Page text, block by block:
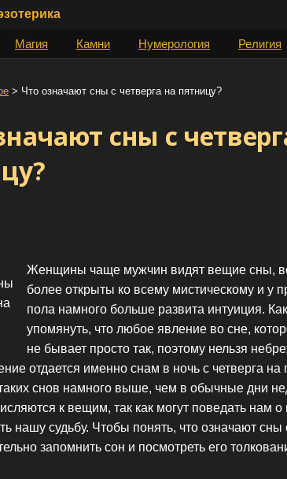
Магия Камни Нумерология Религия
> Что означают сны с четверга на пятницу?
сны с
Женщины чаще мужчин видят вещие сны,
более открыты ко всему мистическому и у
пола намного больше развита интуиция.
упомянуть, что любое явление во сне,
не бывает просто так, поэтому нельзя
отдается именно снам в ночь с четверга на
снов намного выше, чем в обычные дни
к вещим, так как могут поведать нам
нашу судьбу. Чтобы понять, что означают сны
запомнить сон и посмотреть его